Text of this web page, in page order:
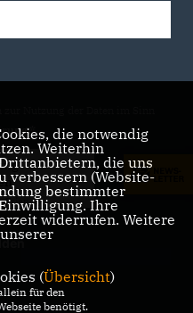
Nutzung der Daten im Sinn
FriendlyCaptcha ⇗
die notwendig
Weiterhin
die uns
verbessern (Website-
bestimmter
Ihre
widerrufen. Weitere
(Übersicht)
für den
benötigt.